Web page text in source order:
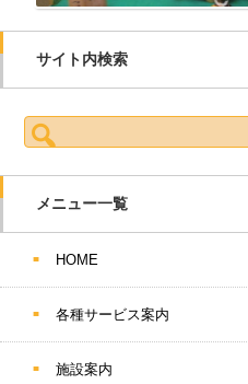
サイト内検索
検索:
メニュー一覧
HOME
各種サービス案内
施設案内